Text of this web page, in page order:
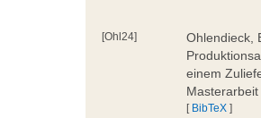
[Ohl24]
Ohlendieck,
einem
[ BibTeX ]